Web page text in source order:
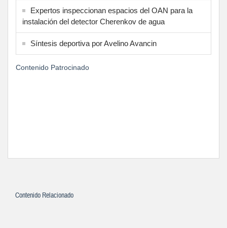
Expertos inspeccionan espacios del OAN para la
instalación del detector Cherenkov de agua
Síntesis deportiva por Avelino Avancin
Contenido Patrocinado
Contenido Relacionado